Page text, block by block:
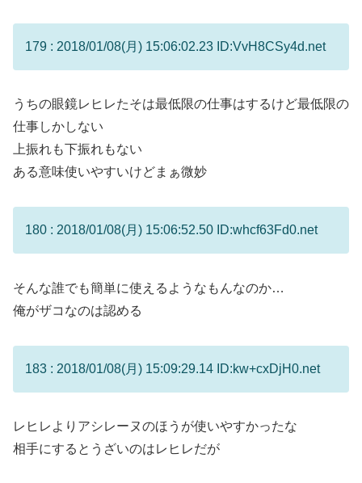
179 : 2018/01/08(月) 15:06:02.23 ID:VvH8CSy4d.net
うちの眼鏡レヒレたそは最低限の仕事はするけど最低限の
仕事しかしない
上振れも下振れもない
ある意味使いやすいけどまぁ微妙
180 : 2018/01/08(月) 15:06:52.50 ID:whcf63Fd0.net
そんな誰でも簡単に使えるようなもんなのか…
俺がザコなのは認める
183 : 2018/01/08(月) 15:09:29.14 ID:kw+cxDjH0.net
レヒレよりアシレーヌのほうが使いやすかったな
相手にするとうざいのはレヒレだが